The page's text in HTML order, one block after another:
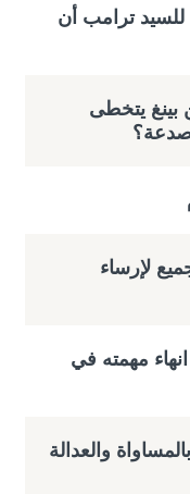
للسيد ترامب أن
يتخطى
لإرساء
مهمته في
والعدالة